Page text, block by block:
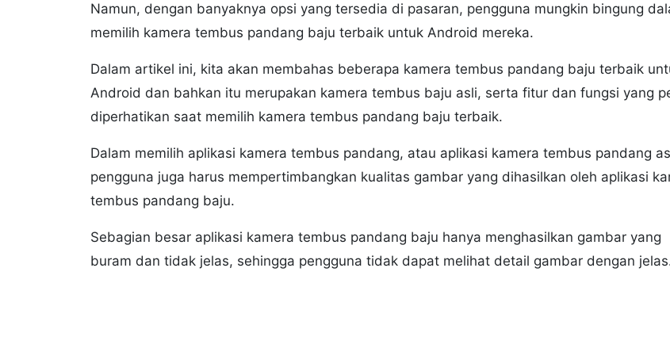
Namun, dengan banyaknya opsi yang tersedia di pasaran, pengguna mungkin bingung
memilih kamera tembus pandang baju terbaik untuk Android mereka.
Dalam artikel ini, kita akan membahas beberapa kamera tembus pandang baju terbaik
Android dan bahkan itu merupakan kamera tembus baju asli, serta fitur dan fungsi yang
diperhatikan saat memilih kamera tembus pandang baju terbaik.
Dalam memilih aplikasi kamera tembus pandang, atau aplikasi kamera tembus pandang
pengguna juga harus mempertimbangkan kualitas gambar yang dihasilkan oleh aplikasi
tembus pandang baju.
Sebagian besar aplikasi kamera tembus pandang baju hanya menghasilkan gambar yang
buram dan tidak jelas, sehingga pengguna tidak dapat melihat detail gambar dengan